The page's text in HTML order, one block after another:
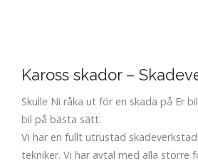
Kaross skador –
Skulle Ni råka ut för en skada på Er
bil på bästa sätt.
Vi har en fullt utrustad
tekniker. Vi har avtal med alla större